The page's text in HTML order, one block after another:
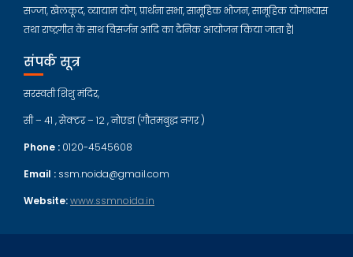
सज्जा, खेलकूद, व्यायाम योग, प्रार्थना सभा, सामूहिक भोजन, सामूहिक योगाभ्यास
तथा राष्ट्रगीत के साथ विसर्जन आदि का दैनिक आयोजन किया जाता है|
संपर्क सूत्र
सरस्वती शिशु मंदिर,
सी – 41 , सेक्टर – 12 , नोएडा (गौतमबुद्ध नगर )
Phone : 0120-4545608
Email : ssm.noida@gmail.com
Website:www.ssmnoida.in